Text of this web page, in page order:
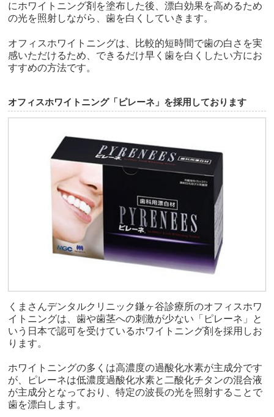
にホワイトニング剤を塗布した後、漂白効果を高めるため
の光を照射しながら、歯を白くしていきます。
オフィスホワイトニングは、比較的短時間で歯の白さを実
感いただけるため、できるだけ早く歯を白くしたい方にお
すすめの方法です。
オフィスホワイトニング「ピレーネ」を採用しております
くまさんデンタルクリニック鎌ヶ谷診療所のオフィスホワ
イトニングは、歯や歯茎への刺激が少ない「ピレーネ」と
いう日本で認可を受けているホワイトニング剤を採用しお
ります。
ホワイトニングの多くは高濃度の過酸化水素が主成分です
が、ピレーネは低濃度過酸化水素と二酸化チタンの混合液
が主成分となっており、特定の波長の光を照射することで
歯を漂白します。